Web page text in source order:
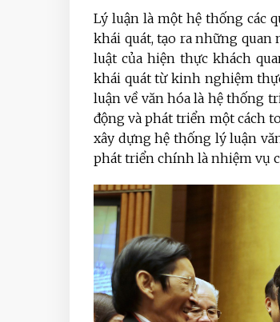
Lý luận là một hệ thống các
khái quát, tạo ra những quan
luật của hiện thực khách
khái quát từ kinh nghiệm
luận về văn hóa là hệ thống
động và phát triển một cách
xây dựng hệ thống lý luận
phát triển chính là nhiệm vụ